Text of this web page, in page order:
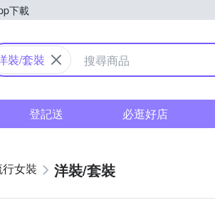
下載
購物中心
裝/套裝
登記送 必逛好店
女裝 洋裝/套裝